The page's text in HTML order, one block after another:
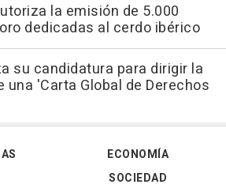
la emisión de 5.000
dedicadas al cerdo ibérico
su candidatura para dirigir la
una 'Carta Global de Derechos
ECONOMÍA
SOCIEDAD